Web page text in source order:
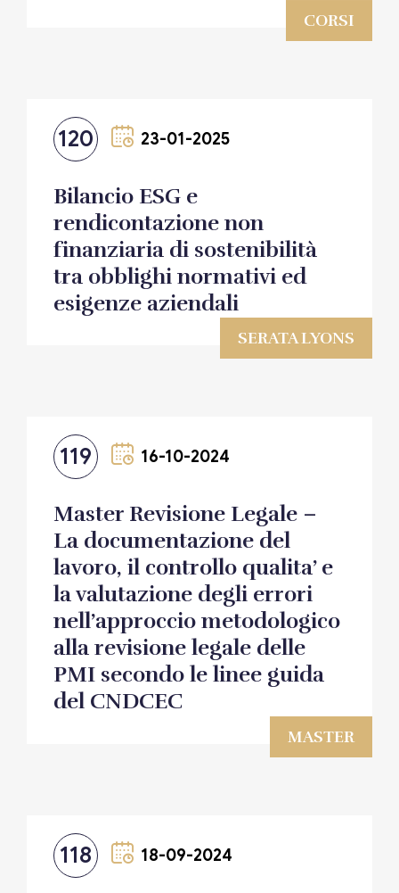
CORSI
120 23-01-2025
SERATA LYONS
Bilancio ESG e
rendicontazione non
finanziaria di sostenibilità
tra obblighi normativi ed
esigenze aziendali
119 16-10-2024
MASTER
Master Revisione Legale –
La documentazione del
lavoro, il controllo qualita’ e
la valutazione degli errori
nell’approccio metodologico
alla revisione legale delle
PMI secondo le linee guida
del CNDCEC
118 18-09-2024